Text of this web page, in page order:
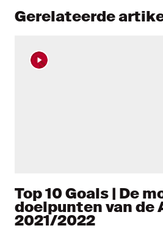
Gerelateerde
Top 10 Goals | De
doelpunten van de
2021/2022